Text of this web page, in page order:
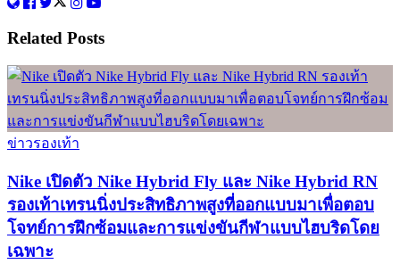
Related Posts
ข่าวรองเท้า
Nike เปิดตัว Nike Hybrid Fly และ Nike Hybrid RN
รองเท้าเทรนนิ่งประสิทธิภาพสูงที่ออกแบบมาเพื่อตอบ
โจทย์การฝึกซ้อมและการแข่งขันกีฬาแบบไฮบริดโดย
เฉพาะ